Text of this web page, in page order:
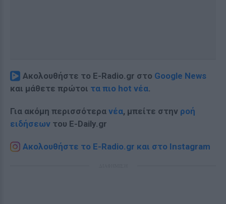
Ακολουθήστε το E-Radio.gr στο Google News
και μάθετε πρώτοι τα πιο hot νέα.
Για ακόμη περισσότερα νέα, μπείτε στην ροή
ειδήσεων του E-Daily.gr
Ακολουθήστε το E-Radio.gr και στο Instagram